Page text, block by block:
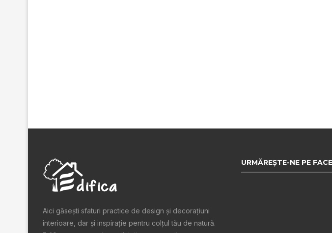
Aici găsești sfaturi practice de design şi decoraţiuni
interioare, dar și inspiraţie pentru colţul tău de natură.
URMĂREȘTE-NE PE